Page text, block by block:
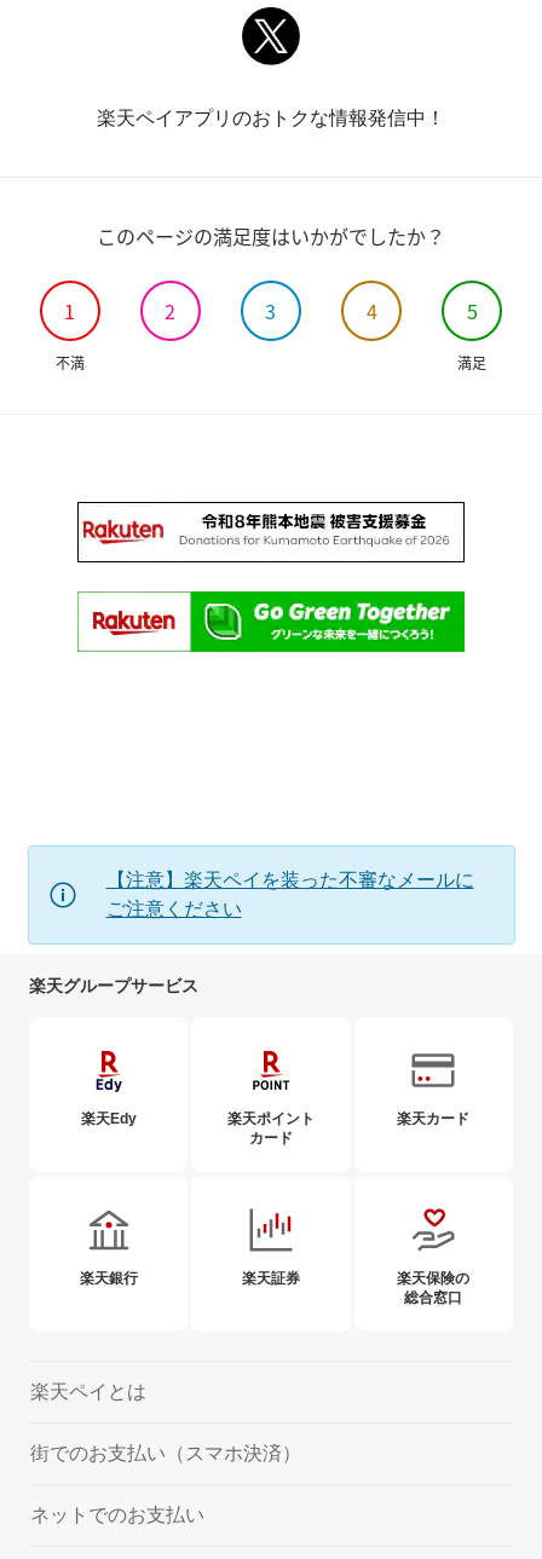
楽天ペイアプリのおトクな情報発信中！
このページの満足度はいかがでしたか？
1 2 3 4 5
不満 満足
【注意】楽天ペイを装った不審なメールに
ご注意ください
楽天グループサービス
楽天Edy
楽天ポイント
カード
楽天カード
楽天銀行 楽天証券
楽天保険の
総合窓口
楽天ペイとは
街でのお支払い（スマホ決済）
ネットでのお支払い